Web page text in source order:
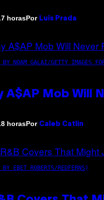
horasPor Luis Prada
BY NOAM GALAI/GETTY IMAGES
A$AP Mob Will
horasPor Caleb Catlin
BY EBET ROBERTS/REDFERNS)